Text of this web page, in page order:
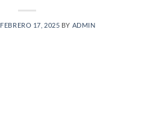
FEBRERO 17, 2025 BY ADMIN